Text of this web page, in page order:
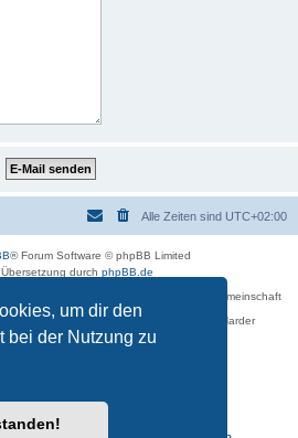
um dir den
bei der Nutzung zu
Alle Zeiten sind UTC+02:00
® Forum Software © phpBB Limited
durch phpBB.de
Vereinigung – Arbeits- und Forschungsgemeinschaft
May‹ in Sachsen,
May-Stiftung Radebeul bei Dresden: Ralf Harder
Impressum